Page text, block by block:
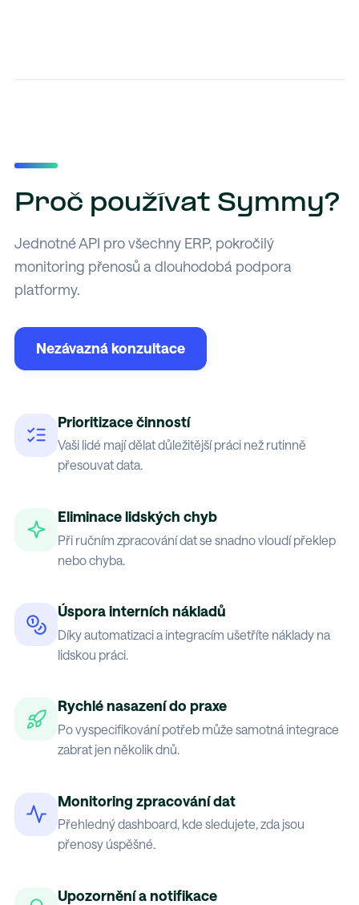
Proč používat Symmy?
Jednotné API pro všechny ERP, pokročilý
monitoring přenosů a dlouhodobá podpora
platformy.
Nezávazná konzultace
Prioritizace činností
Vaši lidé mají dělat důležitější práci než rutinně
přesouvat data.
Eliminace lidských chyb
Při ručním zpracování dat se snadno vloudí překlep
nebo chyba.
Úspora interních nákladů
Díky automatizaci a integracím ušetříte náklady na
lidskou práci.
Rychlé nasazení do praxe
Po vyspecifikování potřeb může samotná integrace
zabrat jen několik dnů.
Monitoring zpracování dat
Přehledný dashboard, kde sledujete, zda jsou
přenosy úspěšné.
Upozornění a notifikace